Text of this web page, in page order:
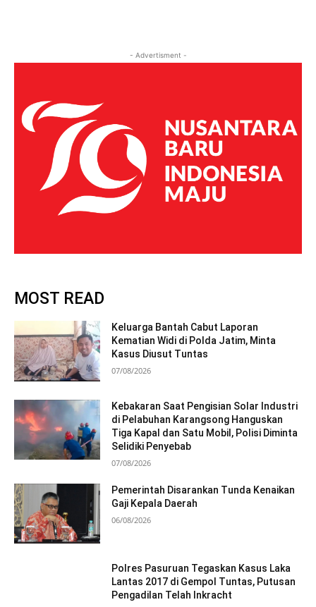
- Advertisment -
MOST READ
Keluarga Bantah Cabut Laporan
Kematian Widi di Polda Jatim, Minta
Kasus Diusut Tuntas
07/08/2026
Kebakaran Saat Pengisian Solar Industri
di Pelabuhan Karangsong Hanguskan
Tiga Kapal dan Satu Mobil, Polisi Diminta
Selidiki Penyebab
07/08/2026
Pemerintah Disarankan Tunda Kenaikan
Gaji Kepala Daerah
06/08/2026
Polres Pasuruan Tegaskan Kasus Laka
Lantas 2017 di Gempol Tuntas, Putusan
Pengadilan Telah Inkracht